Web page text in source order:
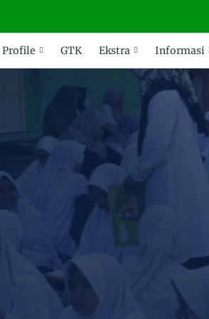
Profile GTK Ekstra Informasi